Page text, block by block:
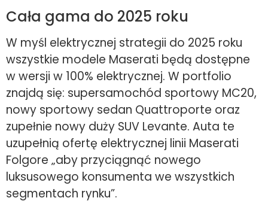
Cała gama do 2025 roku
W myśl elektrycznej strategii do 2025 roku
wszystkie modele Maserati będą dostępne
w wersji w 100% elektrycznej. W portfolio
znajdą się: supersamochód sportowy MC20,
nowy sportowy sedan Quattroporte oraz
zupełnie nowy duży SUV Levante. Auta te
uzupełnią ofertę elektrycznej linii Maserati
Folgore „aby przyciągnąć nowego
luksusowego konsumenta we wszystkich
segmentach rynku”.